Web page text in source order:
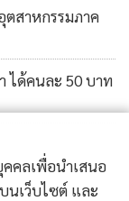
วงเช้านี้เอง โดย
มีข่าวออกเลยสัก
ญ เขาตอบว่าได้
นไร เพราะเท่าที่
อภัยที่ออกมามี
กาศ และการจัด
รก
ตสาหกรรมภาค
ได้คนละ 50 บาท
คลเพื่อนำเสนอ
เว็บไซต์ และ